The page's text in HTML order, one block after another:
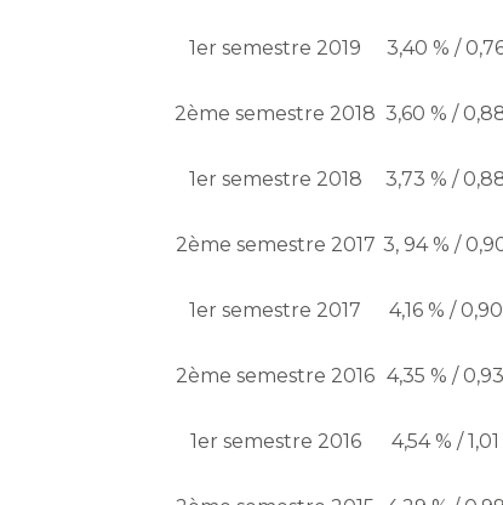
1er semestre 2019 3,40 % /
2ème semestre 2018 3,60 % /
1er semestre 2018 3,73 % /
2ème semestre 2017 3, 94 % /
1er semestre 2017 4,16 % /
2ème semestre 2016 4,35 % /
1er semestre 2016 4,54 % / 1,01